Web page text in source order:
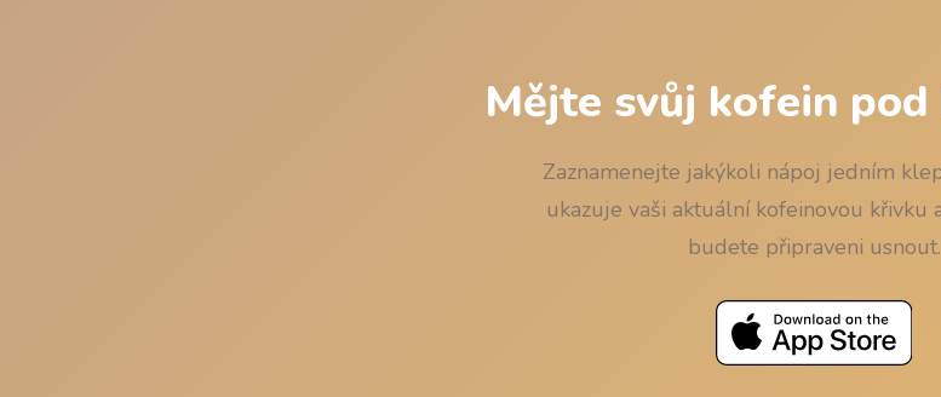
Mějte svůj kofein
Zaznamenejte jakýkoli nápoj jedním
ukazuje vaši aktuální kofeinovou křivku
budete připraveni usnout.